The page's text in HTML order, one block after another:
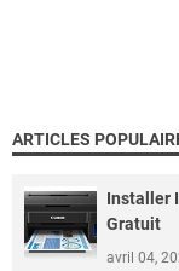
ARTICLES
Installer
Gratuit
avril 04,